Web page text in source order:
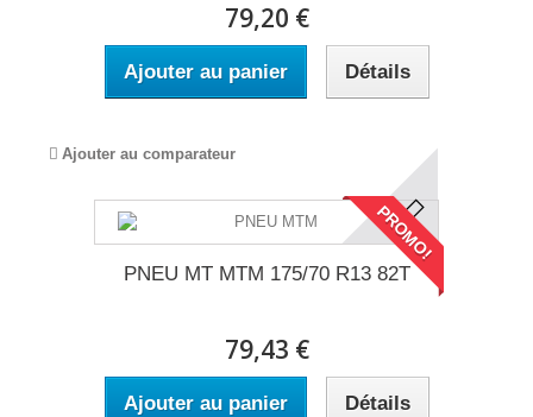
79,20 €
Ajouter au panier Détails
Ajouter au comparateur
PROMO!
PNEU MT MTM 175/70 R13 82T
79,43 €
Ajouter au panier Détails